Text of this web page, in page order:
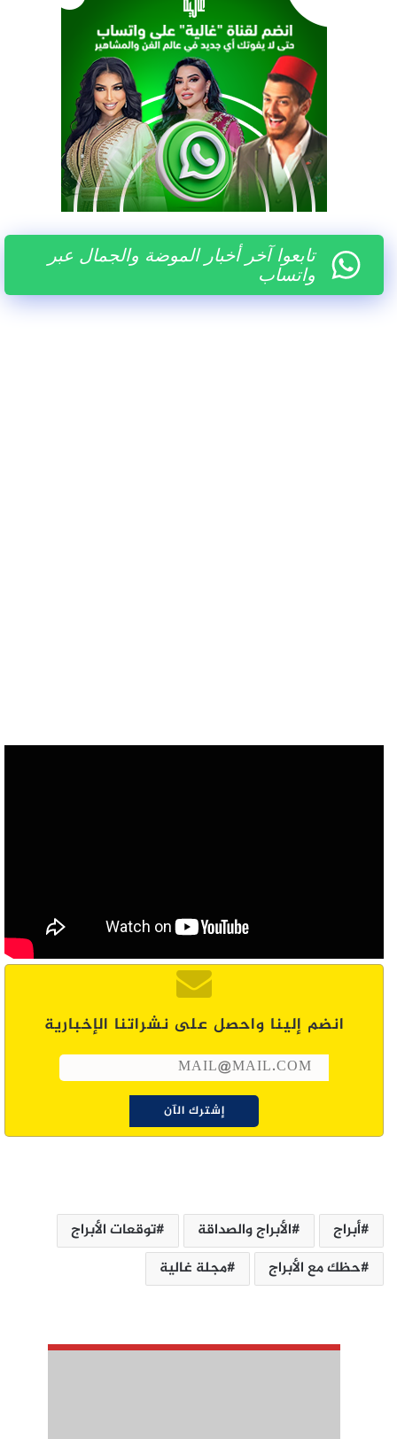
تابعوا آخر أخبار الموضة والجمال عبر
واتساب
انضم إلينا واحصل على نشراتنا الإخبارية
أبراج الأبراج والصداقة
توقعات الأبراج
حظك مع الأبراج
مجلة غالية